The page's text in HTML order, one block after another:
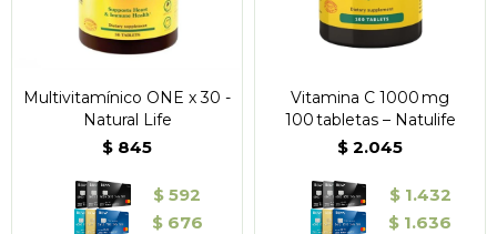
Multivitamínico ONE x 30 -
Natural Life
$ 845
$ 592
$ 676
Vitamina C 1000 mg
100 tabletas – Natulife
$ 2.045
$ 1.432
$ 1.636